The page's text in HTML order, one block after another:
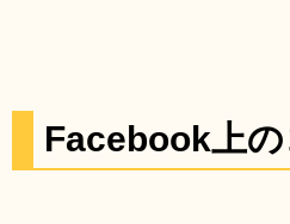
Facebook上